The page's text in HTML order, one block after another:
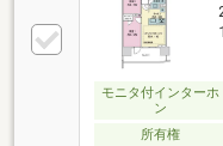
モニタ付インターホ
ン
所有権